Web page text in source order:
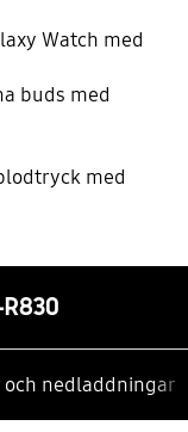
Watch med
buds med
med
och nedladdningar